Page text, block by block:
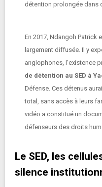
détention prolongée dans
En 2017, Ndangoh Patrick
largement diffusée. Il y
anglophones, l'existence
de détention au SED à
Défense. Ces détenus
total, sans accès à leurs
vidéo a constitué un
défenseurs des droits
Le SED, les
silence